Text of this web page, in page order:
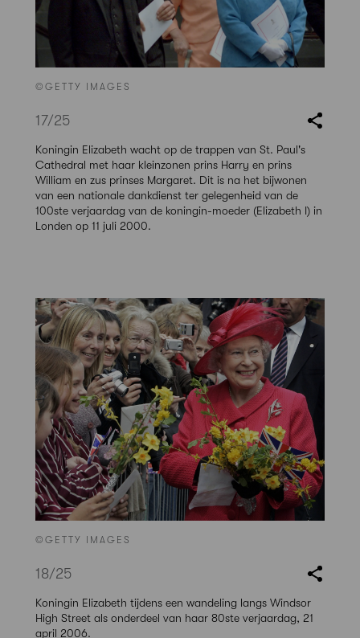
©GETTY IMAGES
17/25
Koningin Elizabeth wacht op de trappen van St. Paul's
Cathedral met haar kleinzonen prins Harry en prins
William en zus prinses Margaret. Dit is na het bijwonen
van een nationale dankdienst ter gelegenheid van de
100ste verjaardag van de koningin-moeder (Elizabeth I) in
Londen op 11 juli 2000.
©GETTY IMAGES
18/25
Koningin Elizabeth tijdens een wandeling langs Windsor
High Street als onderdeel van haar 80ste verjaardag, 21
april 2006.